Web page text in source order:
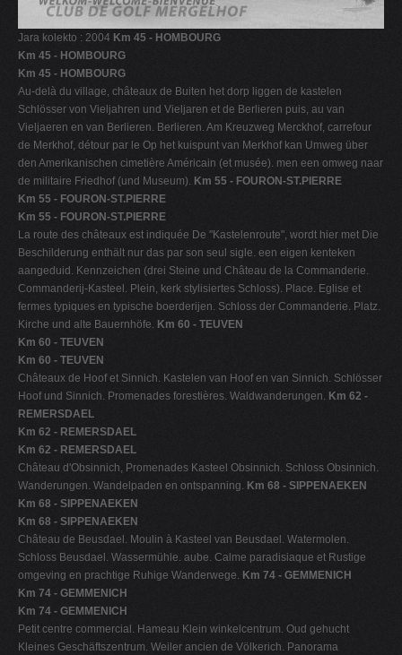
Jara kolekto : 2004 Km 45 - HOMBOURG
Km 45 - HOMBOURG
Km 45 - HOMBOURG
Au-delà du village, châteaux de Buiten het dorp liggen de kastelen
Schlösser von Vieljahren und Vieljaren et de Berlieren puis, au van
Vieljaeren en van Berlieren. Berlieren. Am Kreuzweg Merckhof, carrefour
de Merkhof, détour par le Op het kuispunt van Merkhof kan Umweg über
den Amerikanischen cimetière Américain (et musée). men een omweg naar
de militaire Friedhof (und Museum). Km 55 - FOURON-ST.PIERRE
Km 55 - FOURON-ST.PIERRE
Km 55 - FOURON-ST.PIERRE
La route des châteaux est indiquée De "Kastelenroute", wordt hier met Die
Beschilderung enthält nur das par son seul sigle. een eigen kenteken
aangeduid. Kennzeichen (drei Steine und Château de la Commanderie.
Commanderij-Kasteel. Plein, kerk stylisiertes Schloss). Place. Eglise et
fermes typiques en typische boerderijen. Schloss der Commanderie. Platz.
Kirche und alte Bauernhöfe. Km 60 - TEUVEN
Km 60 - TEUVEN
Km 60 - TEUVEN
Châteaux de Hoof et Sinnich. Kastelen van Hoof en van Sinnich. Schlösser
Hoof und Sinnich. Promenades forestières. Waldwanderungen. Km 62 -
REMERSDAEL
Km 62 - REMERSDAEL
Km 62 - REMERSDAEL
Château d'Obsinnich, Promenades Kasteel Obsinnich. Schloss Obsinnich.
Wanderungen. Wandelpaden en ontspanning. Km 68 - SIPPENAEKEN
Km 68 - SIPPENAEKEN
Km 68 - SIPPENAEKEN
Château de Beusdael. Moulin à Kasteel van Beusdael. Watermolen.
Schloss Beusdael. Wassermühle. aube. Calme paradisiaque et Rustige
omgeving en prachtige Ruhige Wanderwege. Km 74 - GEMMENICH
Km 74 - GEMMENICH
Km 74 - GEMMENICH
Petit centre commercial. Hameau Klein winkelcentrum. Oud gehucht
Kleines Geschäftszentrum. Weiler ancien de Völkerich. Panorama